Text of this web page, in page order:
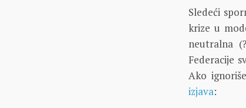
Sledeći
krize u
neutralna
Federacije
Ako
izjava: